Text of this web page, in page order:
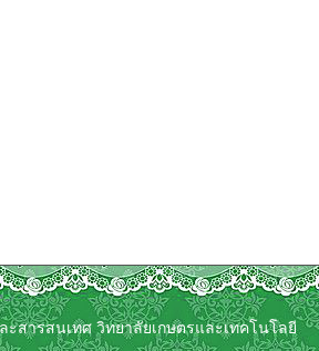
สารสนเทศ วิทยาลัยเกษตรและเทคโนโลยี